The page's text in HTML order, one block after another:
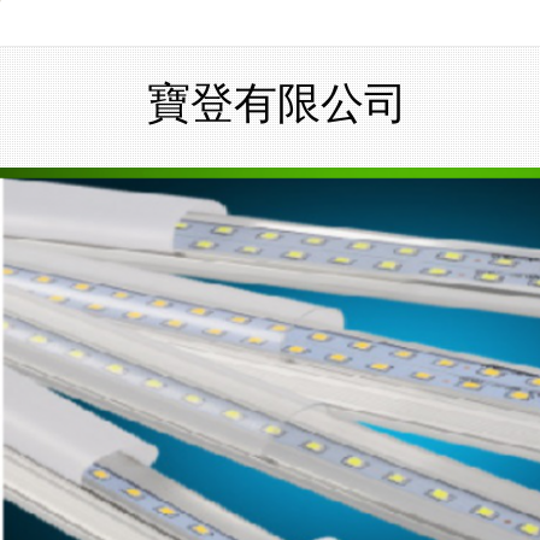
寶登有限公司